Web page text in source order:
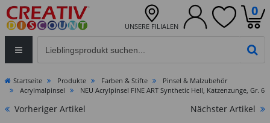
UNSERE FILIALEN
0
Startseite Produkte Farben & Stifte
Pinsel & Malzubehör
Acrylmalpinsel
NEU Acrylpinsel FINE ART Synthetic Hell, Katzenzunge, Gr. 6
Vorheriger Artikel Nächster Artikel